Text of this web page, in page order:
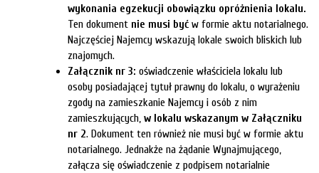
wykonania egzekucji obowiązku opróżnienia lokalu.
Ten dokument nie musi być w formie aktu notarialnego.
Najczęściej Najemcy wskazują lokale swoich bliskich lub
znajomych.
Załącznik nr 3: oświadczenie właściciela lokalu lub
osoby posiadającej tytuł prawny do lokalu, o wyrażeniu
zgody na zamieszkanie Najemcy i osób z nim
zamieszkujących, w lokalu wskazanym w Załączniku
nr 2. Dokument ten również nie musi być w formie aktu
notarialnego. Jednakże na żądanie Wynajmującego,
załącza się oświadczenie z podpisem notarialnie